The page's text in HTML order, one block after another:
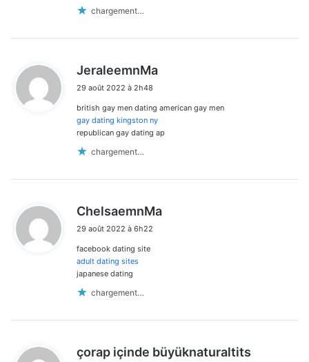
chargement…
JeraleemnMa
29 août 2022 à 2h48
british gay men dating american gay men
gay dating kingston ny
republican gay dating ap
chargement…
ChelsaemnMa
29 août 2022 à 6h22
facebook dating site
adult dating sites
japanese dating
chargement…
çorap içinde büyüknaturaltits